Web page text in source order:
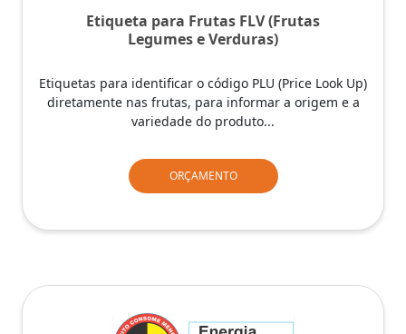
Etiqueta para Frutas FLV (Frutas
Legumes e Verduras)
Etiquetas para identificar o código PLU (Price Look Up)
diretamente nas frutas, para informar a origem e a
variedade do produto...
ORÇAMENTO